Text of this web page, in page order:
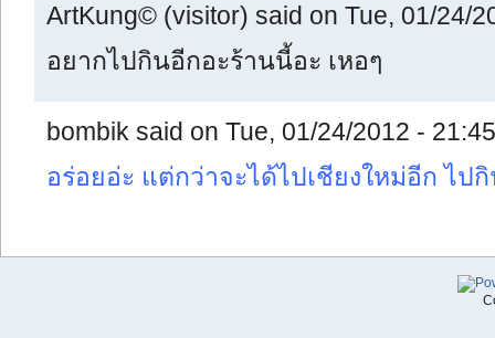
ArtKung© (visitor) said on Tue, 01/24/
อยากไปกินอีกอะร้านนี้อะ เหอๆ
bombik said on Tue, 01/24/2012 -
อร่อยอ่ะ แต่กว่าจะได้ไปเชียงใหม่อีก ไป